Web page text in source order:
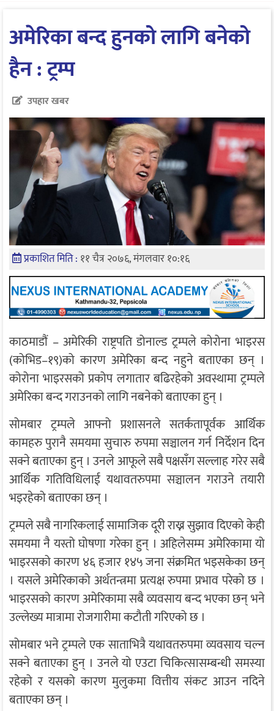
अमेरिका बन्द हुनको लागि बनेको
हैन : ट्रम्प
उपहार खबर
प्रकाशित मिति : ११ चैत्र २०७६, मंगलवार १०:१६
काठमाडौं – अमेरिकी राष्ट्रपति डोनाल्ड ट्रम्पले कोरोना भाइरस
(कोभिड–१९)को कारण अमेरिका बन्द नहुने बताएका छन् ।
कोरोना भाइरसको प्रकोप लगातार बढिरहेको अवस्थामा ट्रम्पले
अमेरिका बन्द गराउनको लागि नबनेको बताएका हुन् ।
सोमबार ट्रम्पले आफ्नो प्रशासनले सतर्कतापूर्वक आर्थिक
कामहरु पुरानै समयमा सुचारु रुपमा सञ्चालन गर्न निर्देशन दिन
सक्ने बताएका हुन् । उनले आफूले सबै पक्षसँग सल्लाह गरेर सबै
आर्थिक गतिविधिलाई यथावतरुपमा सञ्चालन गराउने तयारी
भइरहेको बताएका छन् ।
ट्रम्पले सबै नागरिकलाई सामाजिक दूरी राख्न सुझाव दिएको केही
समयमा नै यस्तो घोषणा गरेका हुन् । अहिलेसम्म अमेरिकामा यो
भाइरसको कारण ४६ हजार १४५ जना संक्रमित भइसकेका छन्
। यसले अमेरिकाको अर्थतन्त्रमा प्रत्यक्ष रुपमा प्रभाव परेको छ ।
भाइरसको कारण अमेरिकामा सबै व्यवसाय बन्द भएका छन् भने
उल्लेख्य मात्रामा रोजगारीमा कटौती गरिएको छ ।
सोमबार भने ट्रम्पले एक साताभित्रै यथावतरुपमा व्यवसाय चल्न
सक्ने बताएका हुन् । उनले यो एउटा चिकित्सासम्बन्धी समस्या
रहेको र यसको कारण मुलुकमा वित्तीय संकट आउन नदिने
बताएका छन् ।